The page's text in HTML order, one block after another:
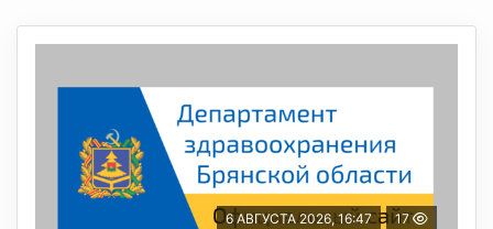
6 АВГУСТА 2026, 16:47 17